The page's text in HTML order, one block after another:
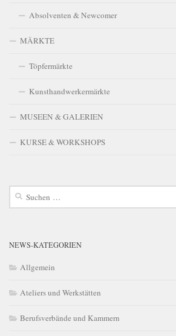
Absolventen & Newcomer
MÄRKTE
Töpfermärkte
Kunsthandwerkermärkte
MUSEEN & GALERIEN
KURSE & WORKSHOPS
Suchen
NEWS-KATEGORIEN
Allgemein
Ateliers und Werkstätten
Berufsverbände und Kammern